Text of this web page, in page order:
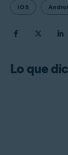
iOS
Lo que